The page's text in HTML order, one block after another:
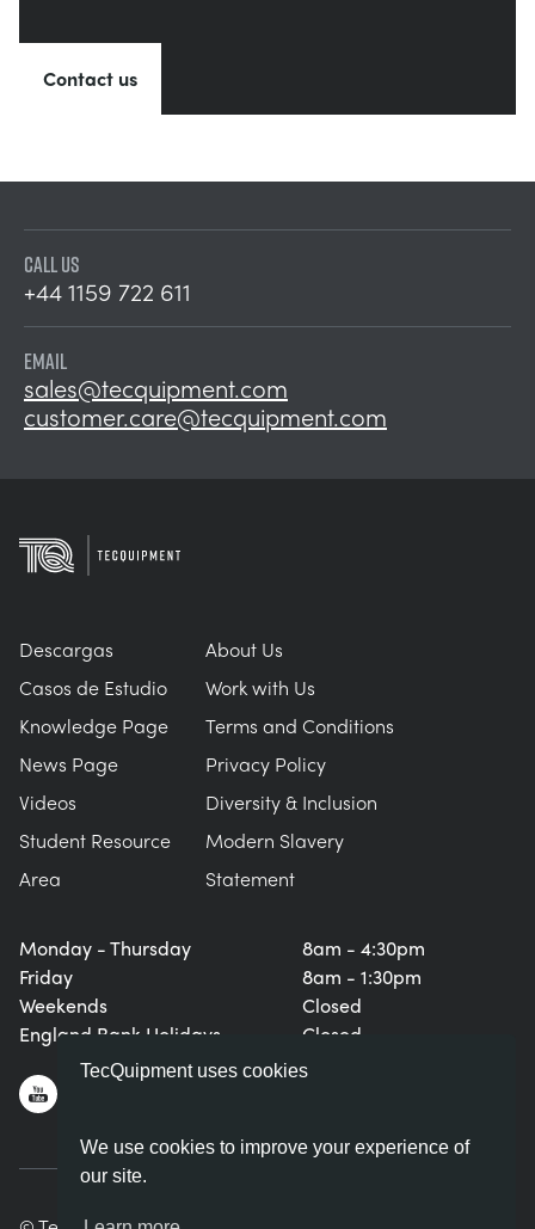
TecQuipment uses cookies
We use cookies to improve your experience of
our site.
Contact us
CALL US
+44 1159 722 611
EMAIL
sales@tecquipment.com
customer.care@tecquipment.com
Monday - Thursday
Friday
Weekends
England Bank Holidays
8am - 4:30pm
8am - 1:30pm
Closed
Closed
Descargas
Casos de Estudio
Knowledge Page
News Page
Videos
Student Resource
Area
About Us
Work with Us
Terms and Conditions
Privacy Policy
Diversity & Inclusion
Modern Slavery
Statement